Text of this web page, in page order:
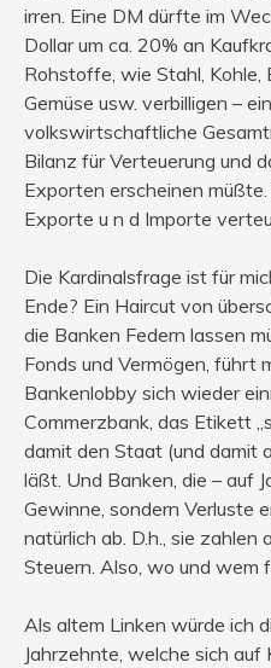
irren. Eine DM dürfte im
Dollar um ca. 20% an
Rohstoffe, wie Stahl, Kohle,
Gemüse usw. verbilligen –
volkswirtschaftliche
Bilanz für Verteuerung und
Exporten erscheinen
Exporte u n d Importe
Die Kardinalsfrage ist für
Ende? Ein Haircut von
die Banken Federn lassen
Fonds und Vermögen, führt
Bankenlobby sich wieder
Commerzbank, das Etikett
damit den Staat (und damit
läßt. Und Banken, die – auf
Gewinne, sondern Verluste
natürlich ab. D.h., sie zahlen
Steuern. Also, wo und wem
Als altem Linken würde ich
Jahrzehnte, welche sich